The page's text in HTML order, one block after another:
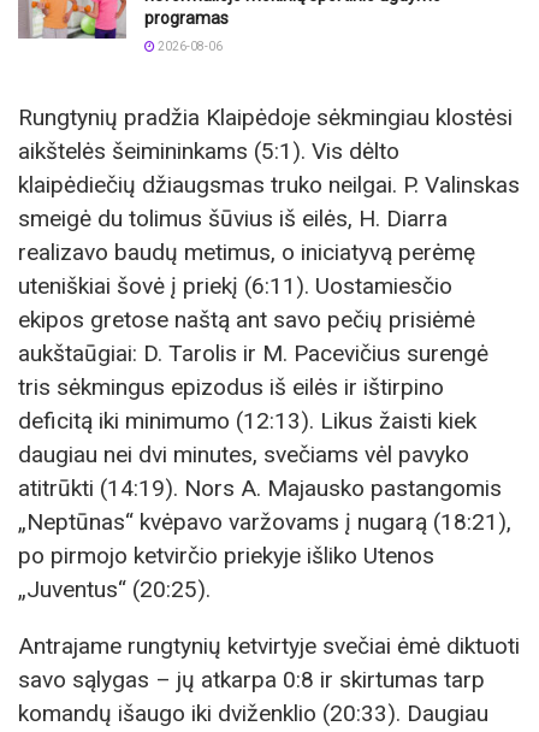
programas
2026-08-06
Rungtynių pradžia Klaipėdoje sėkmingiau klostėsi
aikštelės šeimininkams (5:1). Vis dėlto
klaipėdiečių džiaugsmas truko neilgai. P. Valinskas
smeigė du tolimus šūvius iš eilės, H. Diarra
realizavo baudų metimus, o iniciatyvą perėmę
uteniškiai šovė į priekį (6:11). Uostamiesčio
ekipos gretose naštą ant savo pečių prisiėmė
aukštaūgiai: D. Tarolis ir M. Pacevičius surengė
tris sėkmingus epizodus iš eilės ir ištirpino
deficitą iki minimumo (12:13). Likus žaisti kiek
daugiau nei dvi minutes, svečiams vėl pavyko
atitrūkti (14:19). Nors A. Majausko pastangomis
„Neptūnas“ kvėpavo varžovams į nugarą (18:21),
po pirmojo ketvirčio priekyje išliko Utenos
„Juventus“ (20:25).
Antrajame rungtynių ketvirtyje svečiai ėmė diktuoti
savo sąlygas – jų atkarpa 0:8 ir skirtumas tarp
komandų išaugo iki dviženklio (20:33). Daugiau